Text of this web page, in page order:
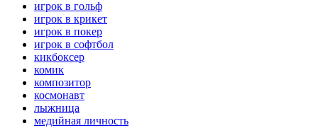
игрок в гольф
игрок в крикет
игрок в покер
игрок в софтбол
кикбоксер
комик
композитор
космонавт
лыжница
медийная личность